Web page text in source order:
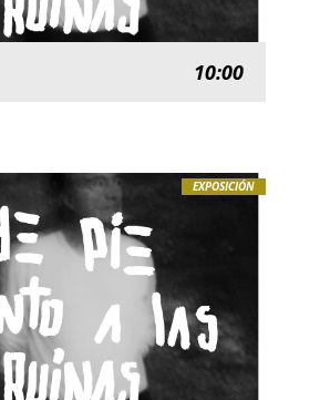
10:00
EXPOSICIÓN